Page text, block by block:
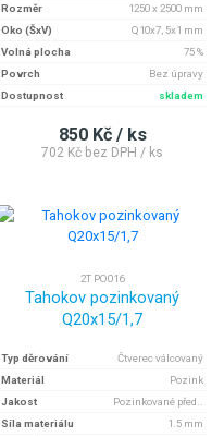
Rozměr
1250 x 2500 mm
Oko (ŠxV)
Q10x7, 5x1 mm
Volná plocha
75 %
Povrch
Bez úpravy
Dostupnost
skladem
850 Kč / ks
702 Kč bez DPH / ks
2T PO016
Tahokov pozinkovaný
Q20x15/1,7
Typ děrování
Čtverec válcovaný
Materiál
Pozink
Jakost
Pozinkované před..
Síla materiálu
1.5 mm